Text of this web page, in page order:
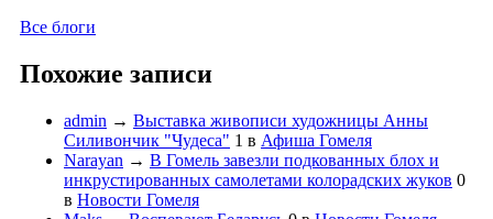
Все блоги
Похожие записи
admin → Выставка живописи художницы Анны
Силивончик "Чудеса" 1 в Афиша Гомеля
Narayan → В Гомель завезли подкованных блох и
инкрустированных самолетами колорадских жуков 0
в Новости Гомеля